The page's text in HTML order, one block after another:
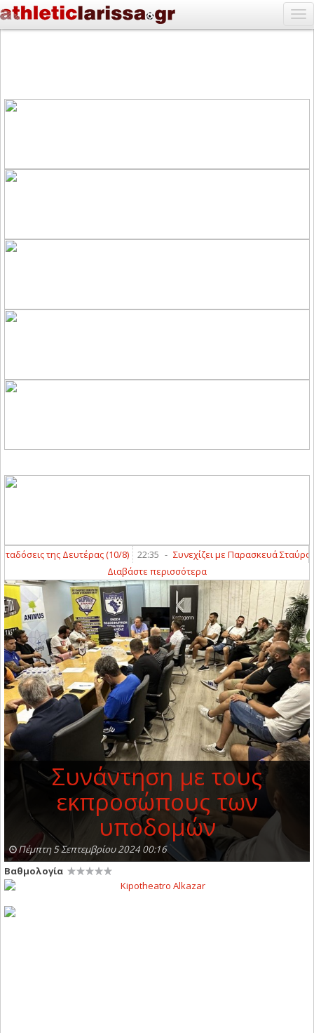
της Δευτέρας (10/8) 22:35 - Συνεχίζει με Παρασκευά Σταύρο ο
Διαβάστε περισσότερα
Συνάντηση με τους
εκπροσώπους των
υποδομών
Πέμπτη 5 Σεπτεμβρίου 2024 00:16
Βαθμολογία